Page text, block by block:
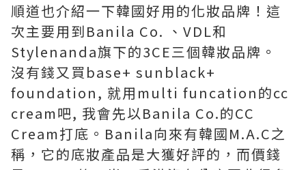
順道也介紹一下韓國好用的化妝品牌！這
次主要用到Banila Co. 、VDL和
Stylenanda旗下的3CE三個韓妝品牌。
沒有錢又買base+ sunblack+
foundation, 就用multi funcation的cc
cream吧, 我會先以Banila Co.的CC
Cream打底。Banila向來有韓國M.A.C之
稱，它的底妝產品是大獲好評的，而價錢